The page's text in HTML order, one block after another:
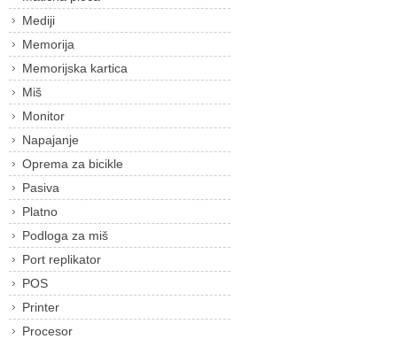
Mediji
Memorija
Memorijska kartica
Miš
Monitor
Napajanje
Oprema za bicikle
Pasiva
Platno
Podloga za miš
Port replikator
POS
Printer
Procesor